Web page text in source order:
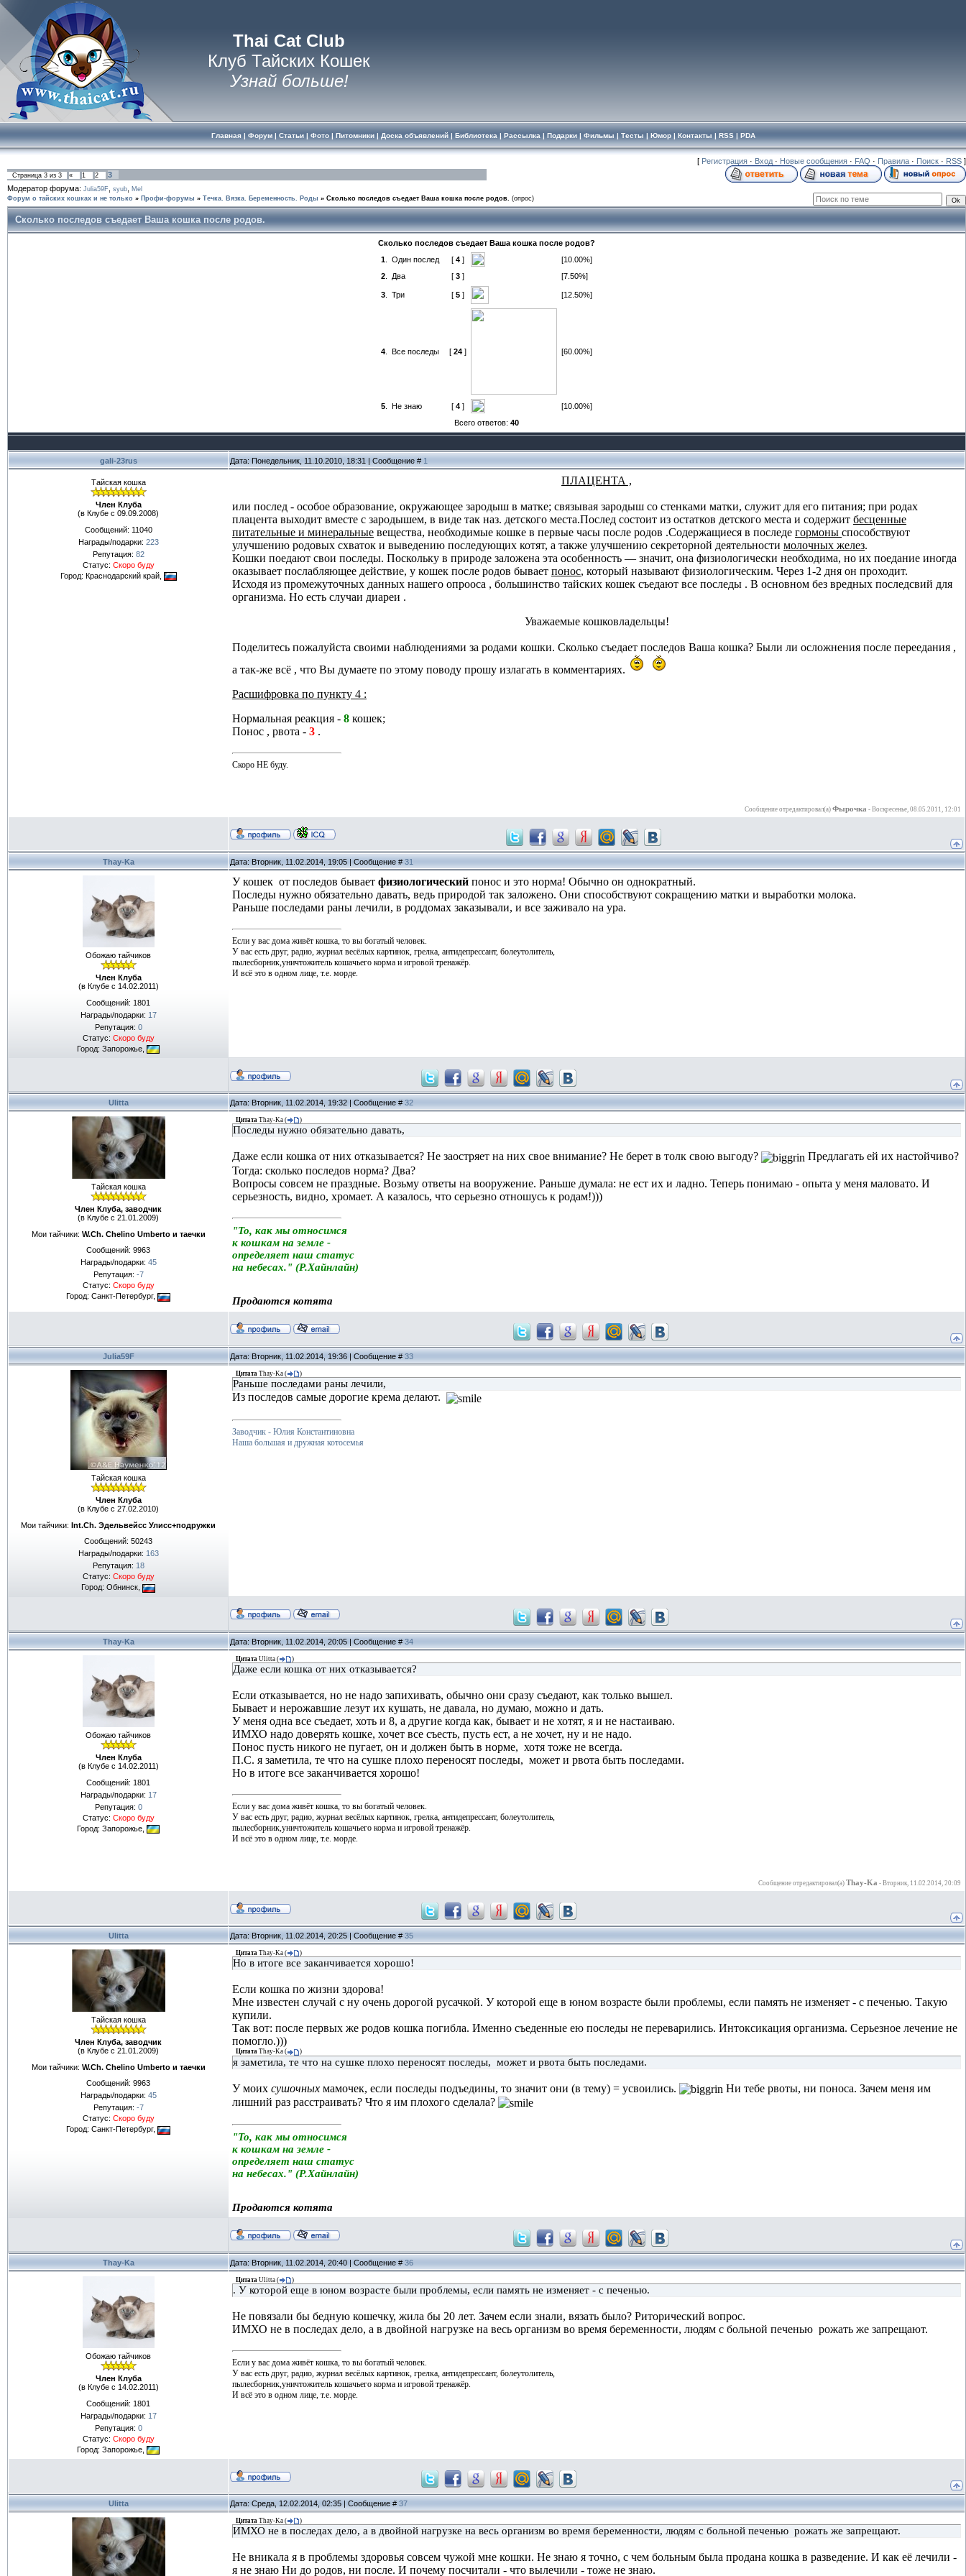
Thai Cat Club
Клуб Тайских Кошек
Узнай больше!
Главная| Форум| Статьи| Фото| Питомники| Доска объявлений| Библиотека | Рассылка | Подарки| Фильмы | Тесты | Юмор| Контакты | RSS| PDA
[ Регистрация · Вход · Новые сообщения · FAQ · Правила · Поиск · RSS ]
Страница 3 из 3 « 1 2
3
Модератор форума: Julia59F syub
Mel
Форум о тайских кошках и не только » Профи-форумы » Течка. Вязка. Беременность. Роды » Сколько последов съедает Ваша кошка после родов. (опрос)
Сколько последов съедает Ваша кошка после родов.
Сколько последов съедает Ваша кошка после родов?
1
Один послед [ 4]
[10.00%]
2
Два [ 3] [7.50%]
3 Три [ 5] [12.50%]
4 Все последы [ 24] [60.00%]
5 Не знаю [ 4]
[10.00%]
Всего ответов: 40
gali-23rus Дата: Понедельник, 11.10.2010, 18:31 | Сообщение # 1
Тайская кошка
Член Клуба
(в Клубе с 09.09.2008)
Сообщений: 11040
Награды/подарки: 223
Репутация: 82
Статус: Скоро буду
Город: Краснодарский край,
ПЛАЦЕНТА ,
или послед - особое образование, окружающее зародыш в матке; связывая зародыш со стенками матки, служит для его питания; при родах
плацента выходит вместе с зародышем, в виде так наз. детского места.Послед состоит из остатков детского места и содержит бесценные
питательные и минеральные вещества, необходимые кошке в первые часы после родов .Содержащиеся в последе гормоны способствуют
улучшению родовых схваток и выведению последующих котят, а также улучшению секреторной деятельности молочных желез.
Кошки поедают свои последы. Поскольку в природе заложена эта особенность — значит, она физиологически необходима, но их поедание иногда
оказывает послабляющее действие, у кошек после родов бывает понос, который называют физиологическим. Через 1-2 дня он проходит.
Исходя из промежуточных данных нашего опрооса , большинство тайских кошек съедают все последы . В основном без вредных последсвий для
организма. Но есть случаи диареи .
Уважаемые кошковладельцы!
Поделитесь пожалуйста своими наблюдениями за родами кошки. Сколько съедает последов Ваша кошка? Были ли осложнения после переедания ,
а так-же всё , что Вы думаете по этому поводу прошу излагать в комментариях.
Расшифровка по пункту 4 :
Нормальная реакция - 8 кошек;
Понос , рвота - 3 .
Скоро НЕ буду.
Сообщение отредактировал(а) Фырочка - Воскресенье, 08.05.2011, 12:01
Thay-Ka Дата: Вторник, 11.02.2014, 19:05 | Сообщение # 31
Обожаю тайчиков
Член Клуба
(в Клубе с 14.02.2011)
Сообщений: 1801
Награды/подарки: 17
Репутация: 0
Статус: Скоро буду
Город: Запорожье,
У кошек от последов бывает физиологический понос и это норма! Обычно он однократный.
Последы нужно обязательно давать, ведь природой так заложено. Они способствуют сокращению матки и выработки молока.
Раньше последами раны лечили, в роддомах заказывали, и все заживало на ура.
Если у вас дома живёт кошка, то вы богатый человек.
У вас есть друг, радио, журнал весёлых картинок, грелка, антидепрессант, болеутолитель,
пылесборник,уничтожитель кошачьего корма и игровой тренажёр.
И всё это в одном лице, т.е. морде.
Ulitta Дата: Вторник, 11.02.2014, 19:32 | Сообщение # 32
Тайская кошка
Член Клуба, заводчик
(в Клубе с 21.01.2009)
Мои тайчики: W.Ch. Chelino Umberto и таечки
Сообщений: 9963
Награды/подарки: 45
Репутация: -7
Статус: Скоро буду
Город: Санкт-Петербург,
Цитата Thay-Ka ( )
Последы нужно обязательно давать,
Даже если кошка от них отказывается? Не заостряет на них свое внимание? Не берет в толк свою выгоду?
Предлагать ей их настойчиво?
Тогда: сколько последов норма? Два?
Вопросы совсем не праздные. Возьму ответы на вооружение. Раньше думала: не ест их и ладно. Теперь понимаю - опыта у меня маловато. И
серьезность, видно, хромает. А казалось, что серьезно отношусь к родам!)))
"То, как мы относимся
к кошкам на земле -
определяет наш статус
на небесах." (Р.Хайнлайн)
Продаются котята
Julia59F Дата: Вторник, 11.02.2014, 19:36 | Сообщение # 33
Тайская кошка
Член Клуба
(в Клубе с 27.02.2010)
Мои тайчики: Int.Ch. Эдельвейсс Улисс+подружки
Сообщений: 50243
Награды/подарки: 163
Репутация: 18
Статус: Скоро буду
Город: Обнинск,
Цитата Thay-Ka ( )
Раньше последами раны лечили,
Из последов самые дорогие крема делают.
Заводчик - Юлия Константиновна
Наша большая и дружная котосемья
Thay-Ka Дата: Вторник, 11.02.2014, 20:05 | Сообщение # 34
Обожаю тайчиков
Член Клуба
(в Клубе с 14.02.2011)
Сообщений: 1801
Награды/подарки: 17
Репутация: 0
Статус: Скоро буду
Город: Запорожье,
Цитата Ulitta ( )
Даже если кошка от них отказывается?
Если отказывается, но не надо запихивать, обычно они сразу съедают, как только вышел.
Бывает и нерожавшие лезут их кушать, не давала, но думаю, можно и дать.
У меня одна все съедает, хоть и 8, а другие когда как, бывает и не хотят, я и не настаиваю.
ИМХО надо доверять кошке, хочет все съесть, пусть ест, а не хочет, ну и не надо.
Понос пусть никого не пугает, он и должен быть в норме, хотя тоже не всегда.
П.С. я заметила, те что на сушке плохо переносят последы, может и рвота быть последами.
Но в итоге все заканчивается хорошо!
Если у вас дома живёт кошка, то вы богатый человек.
У вас есть друг, радио, журнал весёлых картинок, грелка, антидепрессант, болеутолитель,
пылесборник,уничтожитель кошачьего корма и игровой тренажёр.
И всё это в одном лице, т.е. морде.
Сообщение отредактировал(а) Thay-Ka - Вторник, 11.02.2014, 20:09
Ulitta Дата: Вторник, 11.02.2014, 20:25 | Сообщение # 35
Тайская кошка
Член Клуба, заводчик
(в Клубе с 21.01.2009)
Мои тайчики: W.Ch. Chelino Umberto и таечки
Сообщений: 9963
Награды/подарки: 45
Репутация: -7
Статус: Скоро буду
Город: Санкт-Петербург,
Цитата Thay-Ka ( )
Но в итоге все заканчивается хорошо!
Если кошка по жизни здорова!
Мне известен случай с ну очень дорогой русачкой. У которой еще в юном возрасте были проблемы, если память не изменяет - с печенью. Такую
купили.
Так вот: после первых же родов кошка погибла. Именно съеденные ею последы не переварились. Интоксикация организма. Серьезное лечение не
помогло.)))
Цитата Thay-Ka ( )
я заметила, те что на сушке плохо переносят последы, может и рвота быть последами.
У моих сушочных мамочек, если последы подъедины, то значит они (в тему) = усвоились.
Ни тебе рвоты, ни поноса. Зачем меня им
лишний раз расстраивать? Что я им плохого сделала?
"То, как мы относимся
к кошкам на земле -
определяет наш статус
на небесах." (Р.Хайнлайн)
Продаются котята
Thay-Ka Дата: Вторник, 11.02.2014, 20:40 | Сообщение # 36
Обожаю тайчиков
Член Клуба
(в Клубе с 14.02.2011)
Сообщений: 1801
Награды/подарки: 17
Репутация: 0
Статус: Скоро буду
Город: Запорожье,
Цитата Ulitta ( )
. У которой еще в юном возрасте были проблемы, если память не изменяет - с печенью.
Не повязали бы бедную кошечку, жила бы 20 лет. Зачем если знали, вязать было? Риторический вопрос.
ИМХО не в последах дело, а в двойной нагрузке на весь организм во время беременности, людям с больной печенью рожать же запрещают.
Если у вас дома живёт кошка, то вы богатый человек.
У вас есть друг, радио, журнал весёлых картинок, грелка, антидепрессант, болеутолитель,
пылесборник,уничтожитель кошачьего корма и игровой тренажёр.
И всё это в одном лице, т.е. морде.
Ulitta Дата: Среда, 12.02.2014, 02:35 | Сообщение # 37
Цитата Thay-Ka ( )
ИМХО не в последах дело, а в двойной нагрузке на весь организм во время беременности, людям с больной печенью рожать же запрещают.
Не вникала я в проблемы здоровья совсем чужой мне кошки. Не знаю я точно, с чем больным была продана кошка в разведение. И как её лечили -
я не знаю Ни до родов, ни после. И почему посчитали - что вылечили - тоже не знаю.